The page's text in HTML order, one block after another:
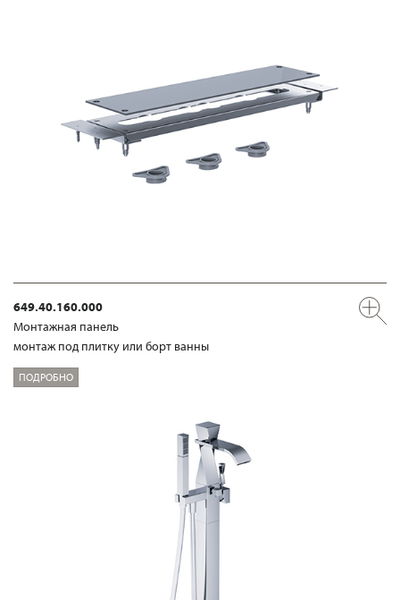
649.40.160.000
Mонтажная панель
монтаж под плитку или борт ванны
ПОДРОБНО